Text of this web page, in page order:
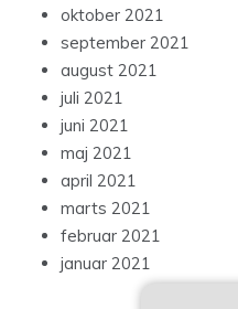
oktober 2021
september 2021
august 2021
juli 2021
juni 2021
maj 2021
april 2021
marts 2021
februar 2021
januar 2021